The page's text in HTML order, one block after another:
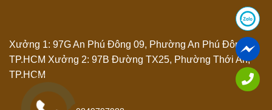
Các định dạng ảnh được chấp nhận: jpg,png.
Xưởng 1: 97G An Phú Đông 09, Phường An Phú Đông,
TP.HCM Xưởng 2: 97B Đường TX25, Phường Thới An,
TP.HCM